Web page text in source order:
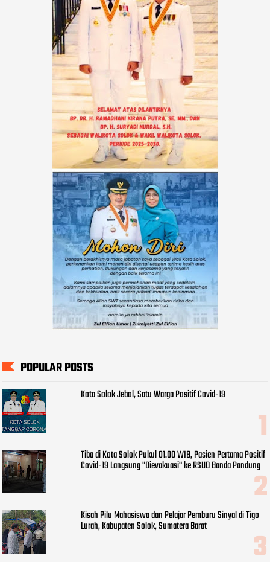
POPULAR POSTS
Kota Solok Jebol, Satu Warga Positif Covid-19
Tiba di Kota Solok Pukul 01.00 WIB, Pasien Pertama Positif
Covid-19 Langsung "Dievakuasi" ke RSUD Banda Pandung
Kisah Pilu Mahasiswa dan Pelajar Pemburu Sinyal di Tigo
Lurah, Kabupaten Solok, Sumatera Barat